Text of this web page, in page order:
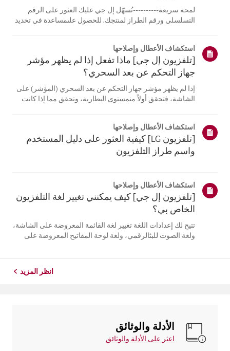
لمحة سريعة----------تُسهّل إل جي عليك العثور على الرقم
التسلسلي ورقم الطراز لمنتجك. للحصول علىمساعدة في تحديد
تختلف الصور أو ا...
استكشاف الأعطال وإصلاحها
[تلفزيون إل جي] ماذا تفعل إذا لم يظهر مؤشر
جهاز التحكم عن بعد السحري؟
إذا لم يظهر مؤشر جهاز التحكم عن بعد السحري (المؤشر) على
الشاشة، فتحقق أولاً منمستوى البطارية، وتحقق مما إذا كانت
التلفزيون. أعد تسج...
استكشاف الأعطال وإصلاحها
[تلفزيون LG] كيفية العثور على دليل المستخدم
واسم طراز التلفزيون
استكشاف الأعطال وإصلاحها
[تلفزيون إل جي] كيف يمكنني تغيير لغة التلفزيون
الخاص بي؟
تتيح لك إعدادات اللغة تغيير لغة القائمة المعروضة على الشاشة،
ولغة الصوت للبثالرقمي، ولغة لوحة المفاتيح المعروضة على
انظر المزيد
الأدلة والوثائق
اعثر على الأدلة والوثائق